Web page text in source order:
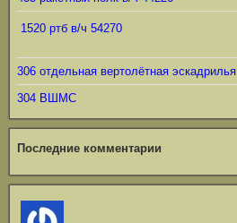
1520 ртб в/ч 54270
306 отдельная вертолётная эскадрилья
304 ВШМС
Последние комментарии